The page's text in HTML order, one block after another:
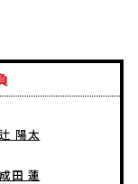
辻 陽太
成田 蓮